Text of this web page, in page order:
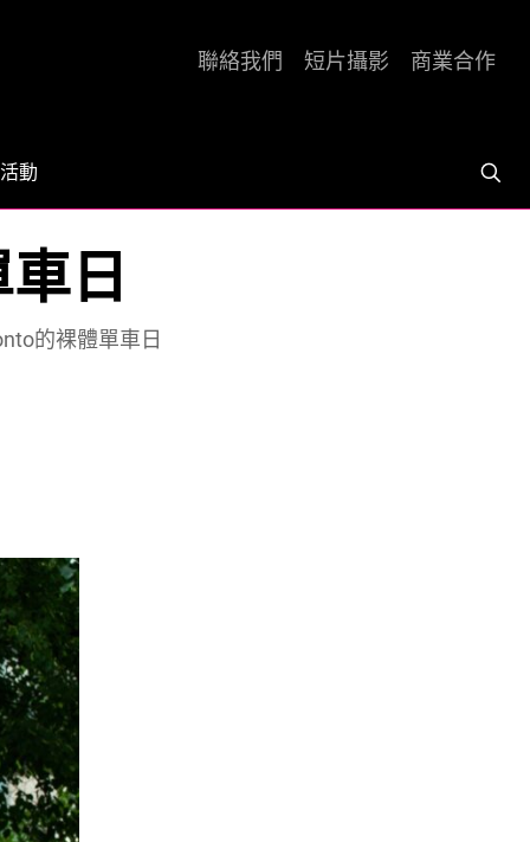
活動
聯絡我們 短片攝影 商業合作
日
的裸體單車日